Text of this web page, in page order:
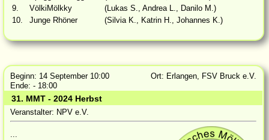
9.
VölkiMölkky
(Lukas S., Andrea L., Danilo M.)
10.
Junge Rhöner (Silvia K., Katrin H., Johannes K.)
Beginn: 14 September 10:00
Ort: Erlangen, FSV Bruck e.V.
Ende: - 18:00
31. MMT - 2024 Herbst
Veranstalter: NPV e.V.
...